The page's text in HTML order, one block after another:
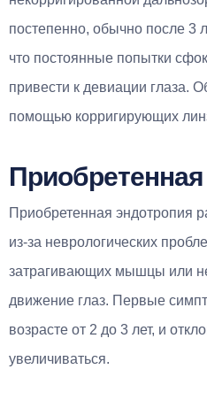
постепенно, обычно после 3
что постоянные попытки
привести к девиации глаза.
помощью корригирующих
Приобретенная эндотропия
из-за неврологических
затрагивающих мышцы или
движение глаз. Первые
возрасте от 2 до 3 лет, и
увеличиваться.